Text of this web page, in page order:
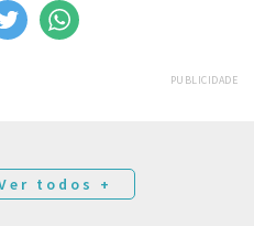
PUBLICIDADE
todos +